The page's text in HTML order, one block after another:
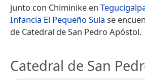
junto con Chiminike en
Infancia El Pequeño Sula se
de Catedral de San Pedro Apóstol.
Catedral de San